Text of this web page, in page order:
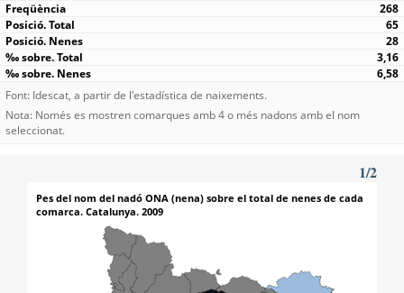
268
65
28
3,16
6,58
Font: Idescat, a partir de l'estadística de naixements.
Nota: Només es mostren comarques amb 4 o més nadons amb el nom
seleccionat.